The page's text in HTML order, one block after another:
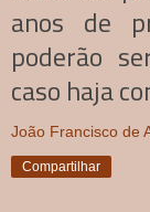
anos de
poderão
caso haja
João Francisco de
Compartilhar